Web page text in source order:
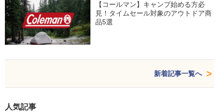
【コールマン】キャンプ始める方必
見！タイムセール対象のアウトドア商
品5選
新着記事一覧へ
人気記事